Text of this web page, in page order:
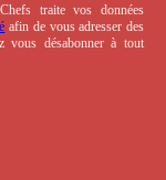
traite vos données
afin de vous adresser des
vous désabonner à tout